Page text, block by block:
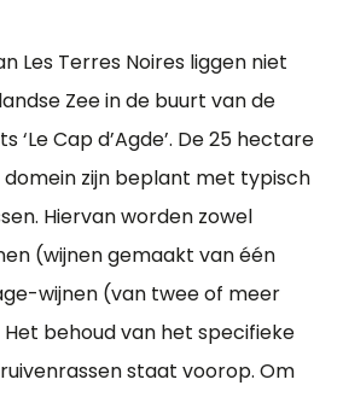
Les Terres Noires liggen niet
Zee in de buurt van de
‘Le Cap d’Agde’. De 25 hectare
zijn beplant met typisch
Hiervan worden zowel
(wijnen gemaakt van één
wijnen (van twee of meer
behoud van het specifieke
staat voorop. Om